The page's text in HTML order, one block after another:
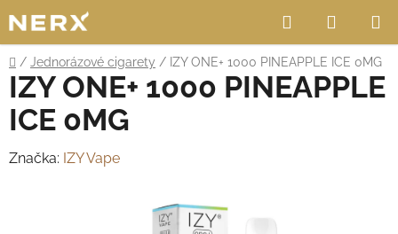
na
obsah
Hledat
KOŠÍK
Domů
/ Jednorázové cigarety / IZY ONE+ 1000 PINEAPPLE ICE 0MG
IZY ONE+ 1000 PINEAPPLE
ICE 0MG
Značka: IZY Vape